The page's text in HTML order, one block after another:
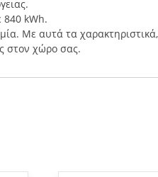
840 kWh.
Με αυτά τα
στον χώρο σας.